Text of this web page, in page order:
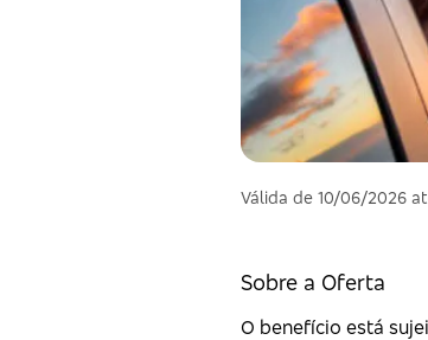
Válida de 10/06/2026
Sobre a Oferta
O benefício está